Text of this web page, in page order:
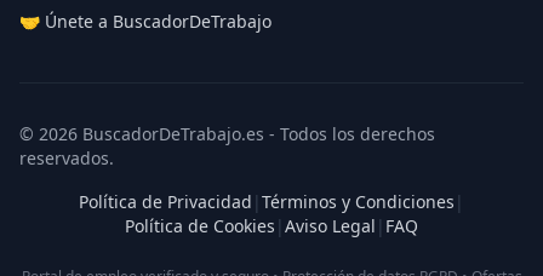
🤝 Únete a BuscadorDeTrabajo
© 2026 BuscadorDeTrabajo.es - Todos los derechos
reservados.
Política de Privacidad | Términos y Condiciones |
Política de Cookies | Aviso Legal | FAQ